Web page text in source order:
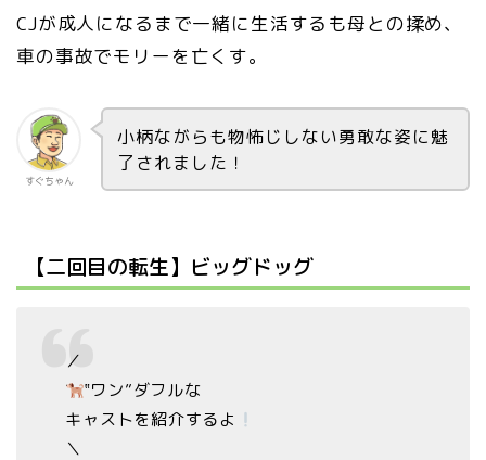
CJが成人になるまで一緒に生活するも母との揉め、
車の事故でモリーを亡くす。
すぐちゃん
小柄ながらも物怖じしない勇敢な姿に魅
了されました！
【二回目の転生】ビッグドッグ
／
‟ワン”ダフルな
キャストを紹介するよ
＼